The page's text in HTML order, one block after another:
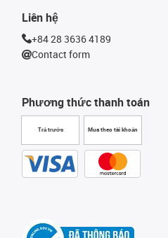
Phương thức thanh toán
Trả trước Mua theo tài khoản
Liên hệ
+84 28 3636 4189
Contact form